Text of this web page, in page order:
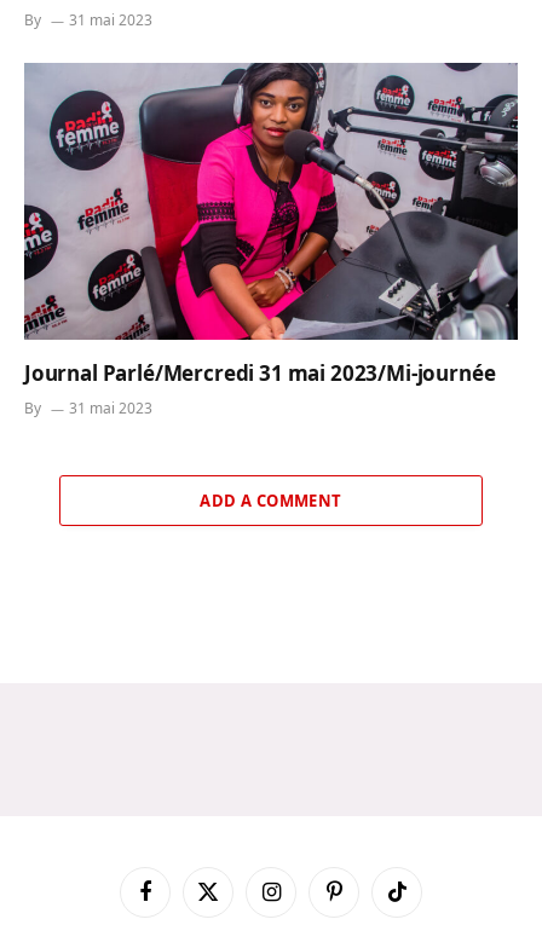
By 31 mai 2023
Journal Parlé/Mercredi 31 mai 2023/Mi-journée
By 31 mai 2023
ADD A COMMENT
FacebookX
InstagramPinterestTikTok